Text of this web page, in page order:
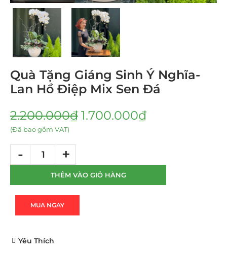
Quà Tặng Giáng Sinh Ý Nghĩa-
Lan Hồ Điệp Mix Sen Đá
2.200.000₫ 1.700.000₫
(Đã bao gồm VAT)
THÊM VÀO GIỎ HÀNG
MUA NGAY
Yêu Thích